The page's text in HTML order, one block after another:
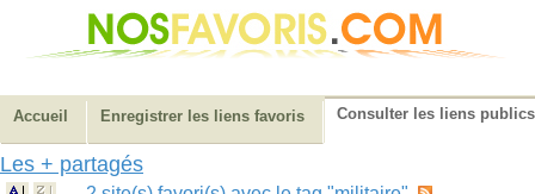
Accueil Enregistrer les liens favoris Consulter les liens publics
Les + partagés